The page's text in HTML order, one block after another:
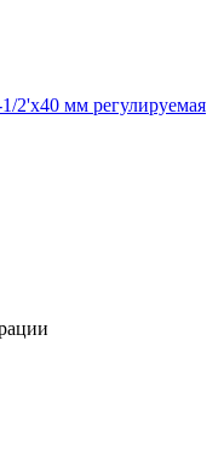
2'х40 мм регулируемая